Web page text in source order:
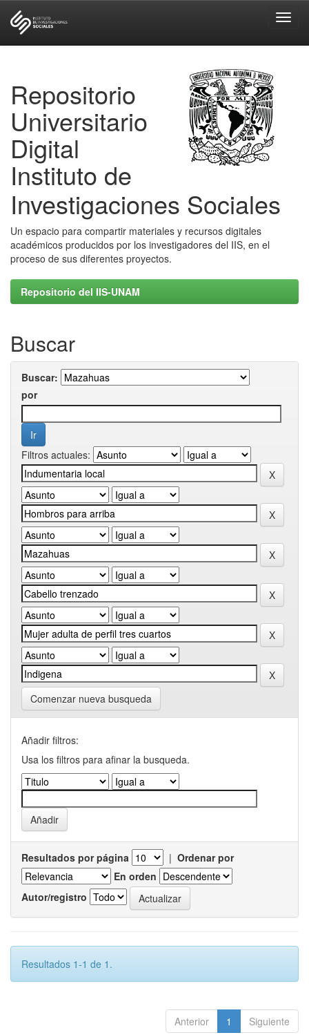
Repositorio
Universitario
Digital
Instituto de
Investigaciones Sociales
Un espacio para compartir materiales y recursos digitales
académicos producidos por los investigadores del IIS, en el
proceso de sus diferentes proyectos.
Repositorio del IIS-UNAM
Buscar
Buscar:
por
Filtros actuales:
Comenzar nueva busqueda
Añadir filtros:
Usa los filtros para afinar la busqueda.
Resultados por página | Ordenar por
En orden
Autor/registro
Resultados 1-1 de 1.
Anterior 1 Siguiente